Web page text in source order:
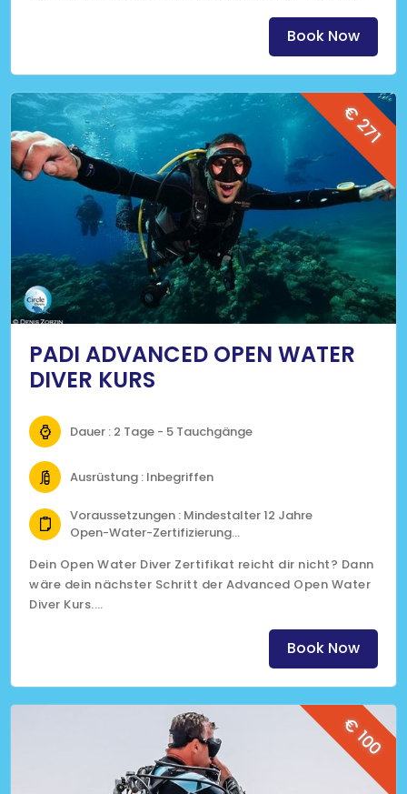
(Klicke auf das Bild für mehr Informationen)Book Now
€ 271
PADI ADVANCED OPEN WATER
DIVER KURS
Dauer : 2 Tage - 5 Tauchgänge
Ausrüstung : Inbegriffen
Voraussetzungen : Mindestalter 12 Jahre
Open-Water-Zertifizierung
Fragebogen
Dein Open Water Diver Zertifikat reicht dir nicht? Dann
wäre dein nächster Schritt der Advanced Open Water
Diver Kurs.
Book Now
€ 100